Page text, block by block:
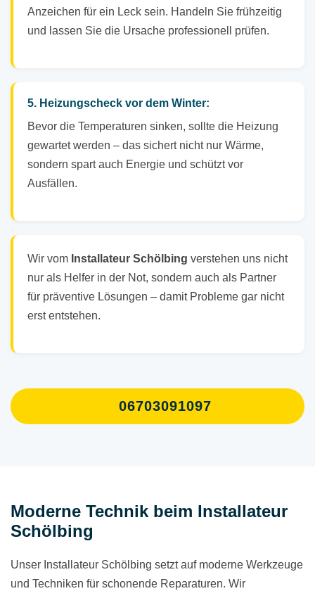
Anzeichen für ein Leck sein. Handeln Sie frühzeitig
und lassen Sie die Ursache professionell prüfen.
5. Heizungscheck vor dem Winter:
Bevor die Temperaturen sinken, sollte die Heizung
gewartet werden – das sichert nicht nur Wärme,
sondern spart auch Energie und schützt vor
Ausfällen.
Wir vom Installateur Schölbing verstehen uns nicht
nur als Helfer in der Not, sondern auch als Partner
für präventive Lösungen – damit Probleme gar nicht
erst entstehen.
06703091097
Moderne Technik beim Installateur
Schölbing
Unser Installateur Schölbing setzt auf moderne Werkzeuge
und Techniken für schonende Reparaturen. Wir